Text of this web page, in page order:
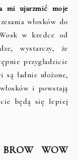
mi ujarzmić moje
włosków do
w kredce od
wystarczy, że
przygładzicie
ładnie ułożone,
i powstają
będą się lepiej
WOW